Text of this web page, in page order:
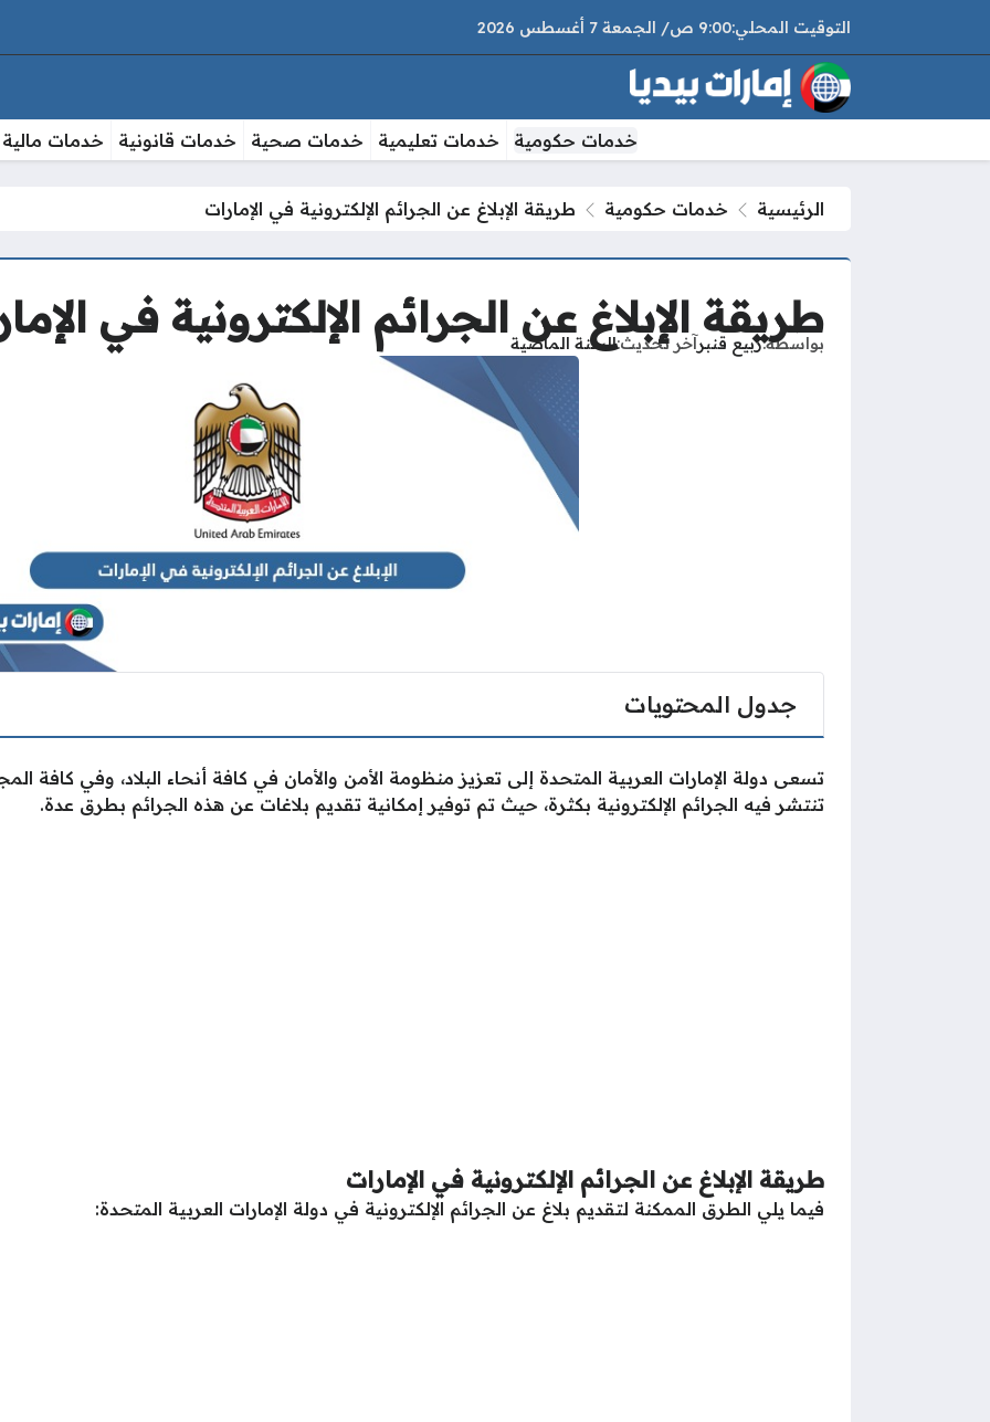
9:00 ص الجمعة 7 أغسطس 2026
خدمات حكومية خدمات تعليمية خدمات صحية خدمات قانونية خدمات مالية
الرئيسية خدمات حكومية طريقة الإبلاغ عن الجرائم الإلكترونية في الإمارات
طريقة الإبلاغ عن الجرائم الإلكترونية في
بواسطةربيع قنبرآخر تحديث السنة الماضية
جدول المحتويات
تسعى دولة الإمارات العربية المتحدة إلى تعزيز منظومة الأمن والأمان في كافة أنحاء البلاد، وفي كافة
تنتشر فيه الجرائم الإلكترونية بكثرة، حيث تم توفير إمكانية تقديم بلاغات عن هذه الجرائم بطرق عدة.
طريقة الإبلاغ عن الجرائم الإلكترونية في الإمارات
فيما يلي الطرق الممكنة لتقديم بلاغ عن الجرائم الإلكترونية في دولة الإمارات العربية المتحدة: